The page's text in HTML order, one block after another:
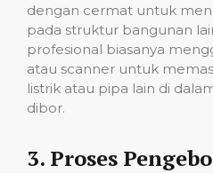
dengan cermat untuk
pada struktur bangunan
profesional biasanya
atau scanner untuk
listrik atau pipa lain di
dibor.
3. Proses